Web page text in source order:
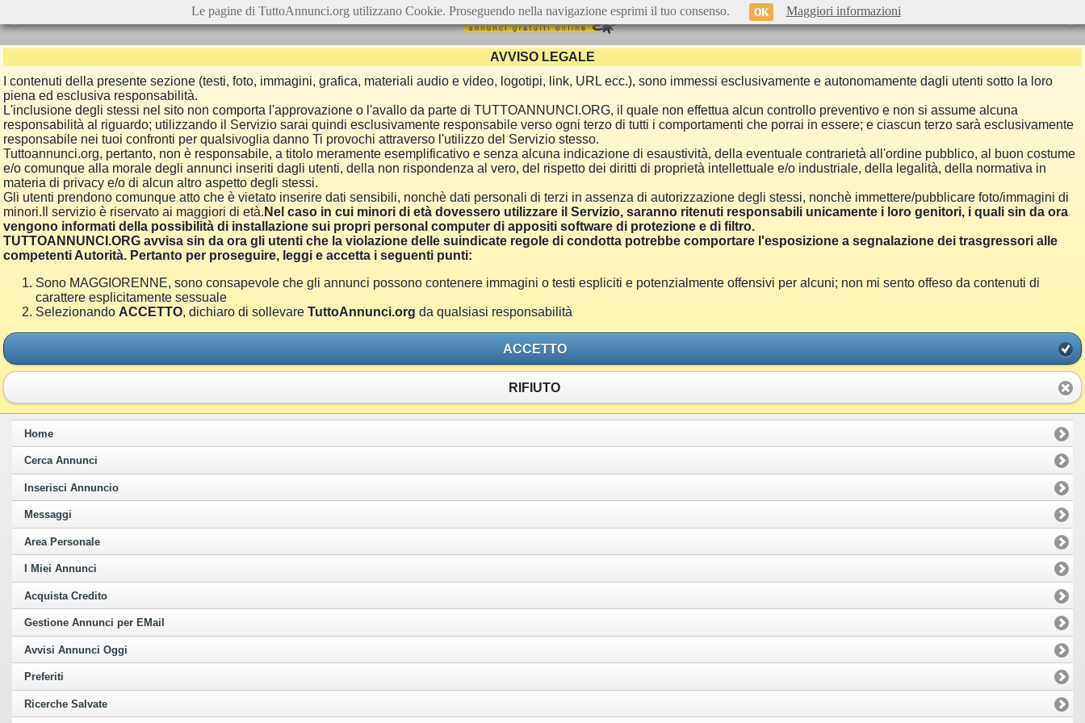
AVVISO LEGALE
I contenuti della presente sezione (testi, foto, immagini, grafica, materiali audio e video, logotipi, link, URL ecc.), sono immessi esclusivamente e autonomamente dagli utenti sotto la loro
piena ed esclusiva responsabilità.
L'inclusione degli stessi nel sito non comporta l'approvazione o l'avallo da parte di TUTTOANNUNCI.ORG, il quale non effettua alcun controllo preventivo e non si assume alcuna
responsabilità al riguardo; utilizzando il Servizio sarai quindi esclusivamente responsabile verso ogni terzo di tutti i comportamenti che porrai in essere; e ciascun terzo sarà esclusivamente
responsabile nei tuoi confronti per qualsivoglia danno Ti provochi attraverso l'utilizzo del Servizio stesso.
Tuttoannunci.org, pertanto, non è responsabile, a titolo meramente esemplificativo e senza alcuna indicazione di esaustività, della eventuale contrarietà all'ordine pubblico, al buon costume
e/o comunque alla morale degli annunci inseriti dagli utenti, della non rispondenza al vero, del rispetto dei diritti di proprietà intellettuale e/o industriale, della legalità, della normativa in
materia di privacy e/o di alcun altro aspetto degli stessi.
Gli utenti prendono comunque atto che è vietato inserire dati sensibili, nonchè dati personali di terzi in assenza di autorizzazione degli stessi, nonchè immettere/pubblicare foto/immagini di
minori.Il servizio è riservato ai maggiori di età. Nel caso in cui minori di età dovessero utilizzare il Servizio, saranno ritenuti responsabili unicamente i loro genitori, i quali sin da ora
vengono informati della possibilità di installazione sui propri personal computer di appositi software di protezione e di filtro.
TUTTOANNUNCI.ORG avvisa sin da ora gli utenti che la violazione delle suindicate regole di condotta potrebbe comportare l'esposizione a segnalazione dei trasgressori alle
competenti Autorità. Pertanto per proseguire, leggi e accetta i seguenti punti:
Sono MAGGIORENNE, sono consapevole che gli annunci possono contenere immagini o testi espliciti e potenzialmente offensivi per alcuni; non mi sento offeso da contenuti di
carattere esplicitamente sessuale
Selezionando ACCETTO, dichiaro di sollevare TuttoAnnunci.org da qualsiasi responsabilità
ACCETTO
RIFIUTO
Home
Cerca Annunci
Inserisci Annuncio
Messaggi
Area Personale
I Miei Annunci
Acquista Credito
Gestione Annunci per EMail
Avvisi Annunci Oggi
Preferiti
Ricerche Salvate
Le pagine di TuttoAnnunci.org utilizzano Cookie. Proseguendo nella navigazione esprimi il tuo consenso. OK Maggiori informazioni